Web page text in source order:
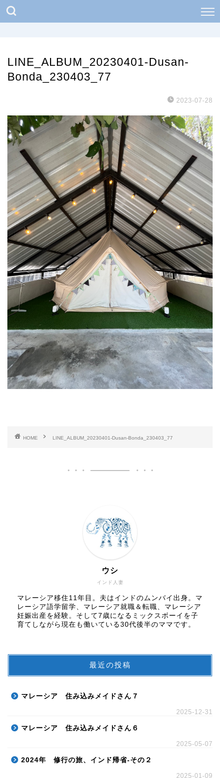
LINE_ALBUM_20230401-Dusan-
Bonda_230403_77
2023-07-28
HOME LINE_ALBUM_20230401-Dusan-Bonda_230403_77
インド人妻
ウシ
マレーシア移住11年目。夫はインドのムンバイ出身。マ
レーシア語学留学、マレーシア就職＆転職、マレーシア
妊娠出産を経験。そして7歳になるミックスボーイを子
育てしながら現在も働いている30代後半のママです。
最近の投稿
マレーシア 住み込みメイドさん７
2025-12-31
マレーシア 住み込みメイドさん６
2025-05-07
2024年 修行の旅、インド帰省-その２
2025-01-09